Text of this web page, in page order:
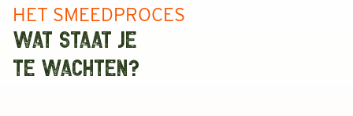
HET SMEEDPROCES
WAT STAAT JE
TE WACHTEN?